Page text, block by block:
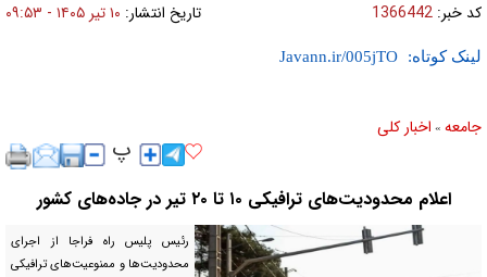
کد خبر: 1366442 تاریخ انتشار: ۱۰ تير ۱۴۰۵ - ۰۹:۵۳
لینک کوتاه:
جامعه » اخبار كلی
اعلام محدودیت‌های ترافیکی ۱۰ تا ۲۰ تیر در جاده‌های کشور
رئیس پلیس راه فراجا از اجرای
محدودیت‌ها و ممنوعیت‌های ترافیکی